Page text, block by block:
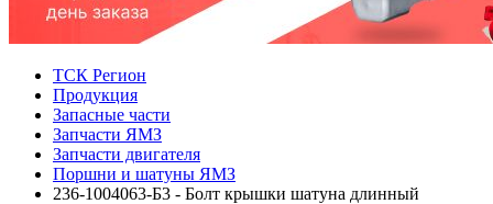
ТСК Регион
Продукция
Запасные части
Запчасти ЯМЗ
Запчасти двигателя
Поршни и шатуны ЯМЗ
236-1004063-Б3 - Болт крышки шатуна длинный